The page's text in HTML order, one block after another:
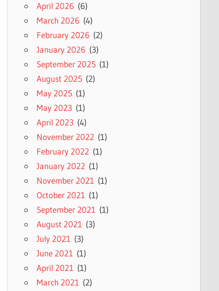
April 2026 (6)
March 2026 (4)
February 2026 (2)
January 2026 (3)
September 2025(1)
August 2025(2)
May 2025(1)
May 2023 (1)
April 2023 (4)
November 2022 (1)
February 2022 (1)
January 2022 (1)
November 2021 (1)
October 2021 (1)
September 2021 (1)
August 2021 (3)
July 2021 (3)
June 2021 (1)
April 2021 (1)
March 2021 (2)